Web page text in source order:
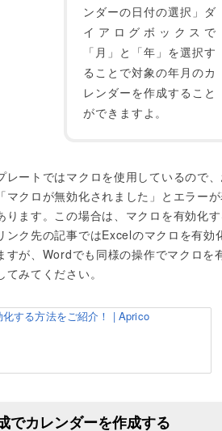
ンダーの日付の選択」ダ
イアログボックスで
「月」と「年」を選択す
ることで対象の年月のカ
レンダーを作成すること
ができますよ。
レートではマクロを使用しているので
マクロが無効化されました」とエラー
ります。この場合は、マクロを有効化
ンク先の記事ではExcelのマクロを有効
すが、Wordでも同様の操作でマクロを
みてください。
する方法をご紹介！ | Aprico
でカレンダーを作成する